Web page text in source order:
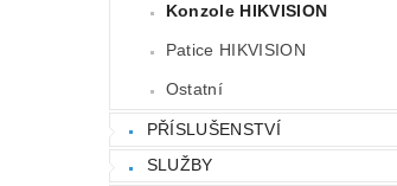
Konzole HIKVISION
Patice HIKVISION
Ostatní
PŘÍSLUŠENSTVÍ
SLUŽBY